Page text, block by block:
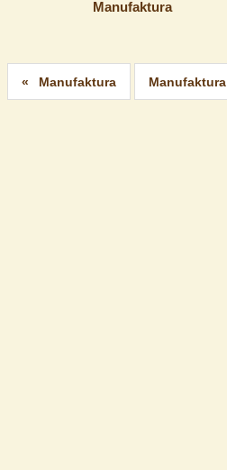
Manufaktura
Manufaktura Manufaktura